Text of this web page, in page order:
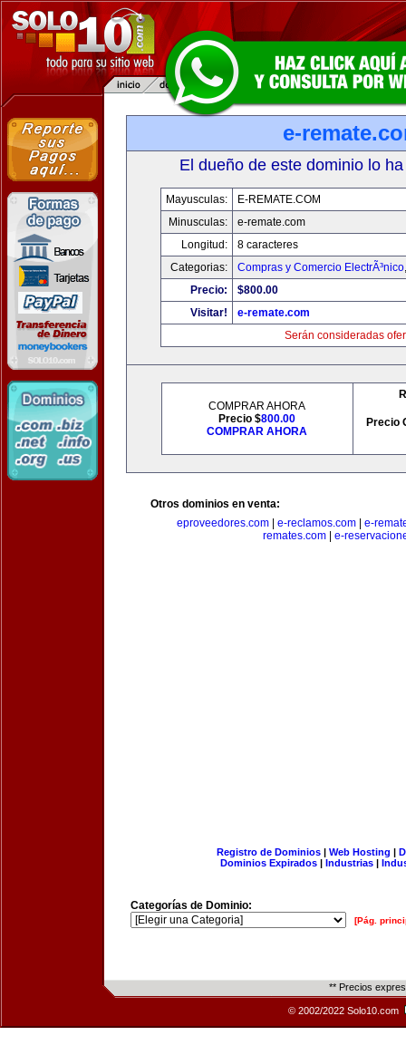
e-
El dueño de este dominio lo
Mayusculas:
E-REMATE.COM
Minusculas:
e-remate.com
Longitud:
8 caracteres
Categorias:
Compras y Comercio ElectrÃ³nico
Precio:
$800.00
Visitar!
e-remate.com
Serán consideradas
COMPRAR AHORA
Precio $800.00
COMPRAR AHORA
Precio
Otros dominios en venta:
eproveedores.com
e-reclamos.com
e-
remates.com| e-
Registro de Dominios| Web Hosting |
Dominios Expirados | Industrias |
Categorías de Dominio:
[Pág.
** Precios
© 2002/2022 Solo10.com